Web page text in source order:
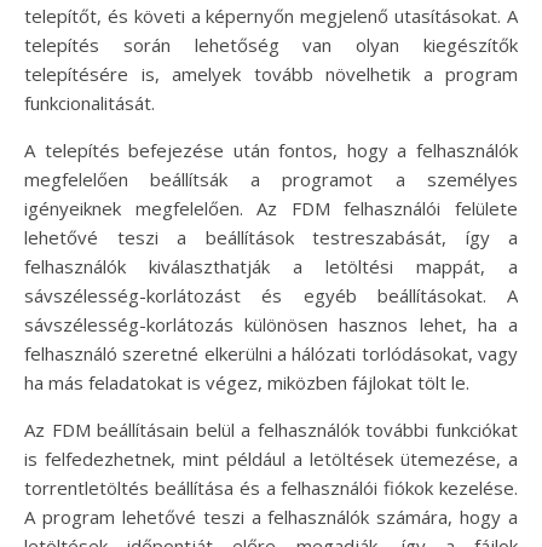
telepítőt, és követi a képernyőn megjelenő utasításokat. A
telepítés során lehetőség van olyan kiegészítők
telepítésére is, amelyek tovább növelhetik a program
funkcionalitását.
A telepítés befejezése után fontos, hogy a felhasználók
megfelelően beállítsák a programot a személyes
igényeiknek megfelelően. Az FDM felhasználói felülete
lehetővé teszi a beállítások testreszabását, így a
felhasználók kiválaszthatják a letöltési mappát, a
sávszélesség-korlátozást és egyéb beállításokat. A
sávszélesség-korlátozás különösen hasznos lehet, ha a
felhasználó szeretné elkerülni a hálózati torlódásokat, vagy
ha más feladatokat is végez, miközben fájlokat tölt le.
Az FDM beállításain belül a felhasználók további funkciókat
is felfedezhetnek, mint például a letöltések ütemezése, a
torrentletöltés beállítása és a felhasználói fiókok kezelése.
A program lehetővé teszi a felhasználók számára, hogy a